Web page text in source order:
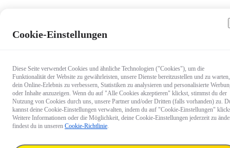
Cookie-Einstellungen
Diese Seite verwendet Cookies und ähnliche Technologien ("Cookies"), um die
Funktionalität der Website zu gewährleisten, unsere Dienste bereitzustellen und zu warten,
dein Online-Erlebnis zu verbessern, Statistiken zu analysieren und personalisierte
oder Inhalte anzuzeigen. Wenn du auf "Alle Cookies akzeptieren" klickst, stimmst du der
Nutzung von Cookies durch uns, unsere Partner und/oder Dritten (falls vorhanden) zu.
kannst deine Cookie-Einstellungen verwalten, indem du auf "Cookie-Einstellungen"
Weitere Informationen oder die Möglichkeit, deine Cookie-Einstellungen jederzeit zu
findest du in unseren Cookie-Richtlinie.